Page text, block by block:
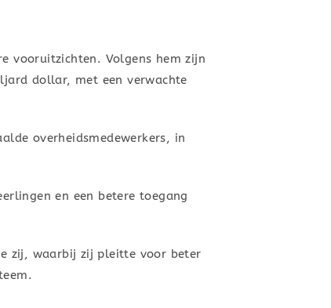
vooruitzichten. Volgens hem zijn
dollar, met een verwachte
overheidsmedewerkers, in
en een betere toegang
zij, waarbij zij pleitte voor beter